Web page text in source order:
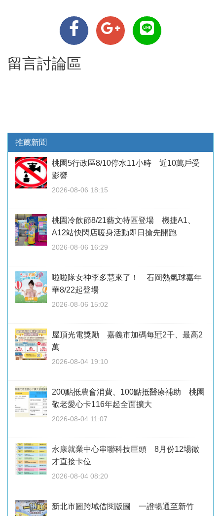
留言討論區
推薦新聞
桃園5行政區8/10停水11小時 近10萬戶受
影響
2026-08-06 18:15
桃園冷飲節8/21藝文特區登場 機捷A1、
A12站快閃店暖身活動即日搶先開跑
2026-08-06 16:29
啦啦隊女神李多慧來了！ 石岡熱氣球嘉年
華8/22起登場
2026-08-06 15:02
屋頂光電獎勵 嘉義市加碼每瓩2千、最高2
萬
2026-08-04 19:10
200點抵農會消費、100點抵醫療補助 桃園
敬老愛心卡116年起全面擴大
2026-08-04 11:07
永康就業中心串聯科技巨頭 8月份12場徵
才直接卡位
2026-08-04 08:20
新北市圖跨域借閱版圖 一證暢通至新竹